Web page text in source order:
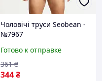
Чоловічі труси Seobean -
№7967
Готово к отправке
344₴
361 ₴